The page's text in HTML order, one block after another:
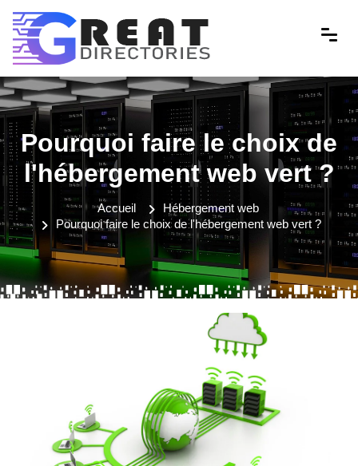
Pourquoi faire le choix de
l'hébergement web vert ?
Accueil
Hébergement web
Pourquoi faire le choix de l'hébergement web vert ?